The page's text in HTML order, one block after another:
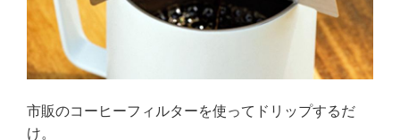
市販のコーヒーフィルターを使ってドリップするだ
け。